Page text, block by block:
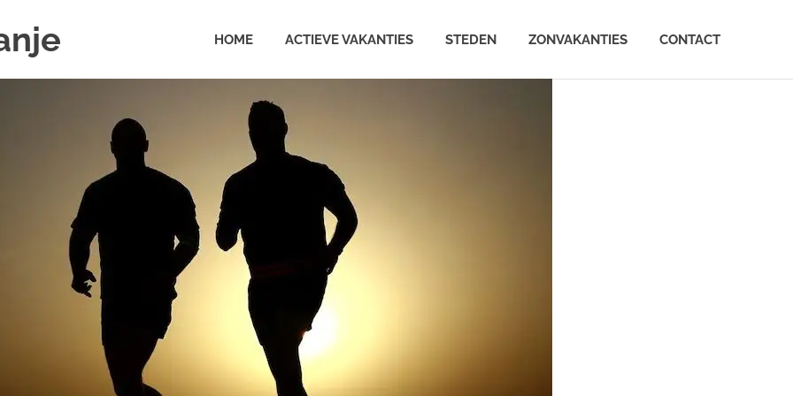
HOME ACTIEVE VAKANTIES STEDEN ZONVAKANTIES CONTACT